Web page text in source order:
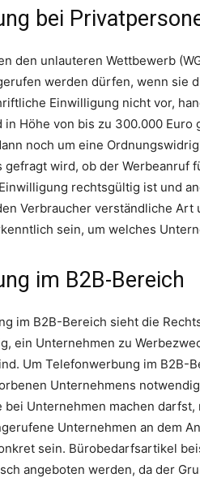
bei
den unlauteren Wettbewerb
werden dürfen, wenn sie
Einwilligung nicht vor,
Höhe von bis zu 300.000 Euro
noch um eine
gefragt wird, ob der Werbeanruf
rechtsgültig ist und
Verbraucher verständliche Art
sein, um welches
im B2B-Bereich
im B2B-Bereich sieht die
ein Unternehmen zu
Um Telefonwerbung im B2B-
Unternehmens
bei Unternehmen machen
Unternehmen an dem
sein. Bürobedarfsartikel
angeboten werden, da der